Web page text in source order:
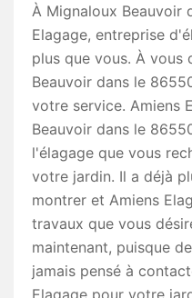
À Mignaloux Beauvoir
Elagage, entreprise
plus que vous. À vous
Beauvoir dans le
votre service. Amiens
Beauvoir dans le
l'élagage que vous
votre jardin. Il a déjà
montrer et Amiens
travaux que vous
maintenant, puisque
jamais pensé à
Elagage pour votre